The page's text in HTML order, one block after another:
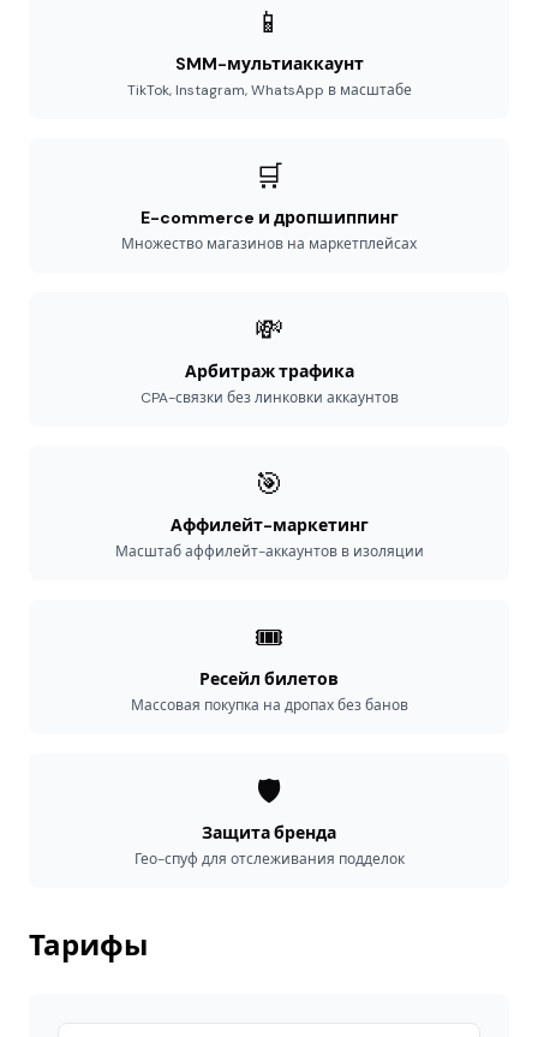
📱
SMM-мультиаккаунт
TikTok, Instagram, WhatsApp в масштабе
🛒
E-commerce и дропшиппинг
Множество магазинов на маркетплейсах
💸
Арбитраж трафика
CPA-связки без линковки аккаунтов
🎯
Аффилейт-маркетинг
Масштаб аффилейт-аккаунтов в изоляции
🎟️
Ресейл билетов
Массовая покупка на дропах без банов
🛡️
Защита бренда
Гео-спуф для отслеживания подделок
Тарифы